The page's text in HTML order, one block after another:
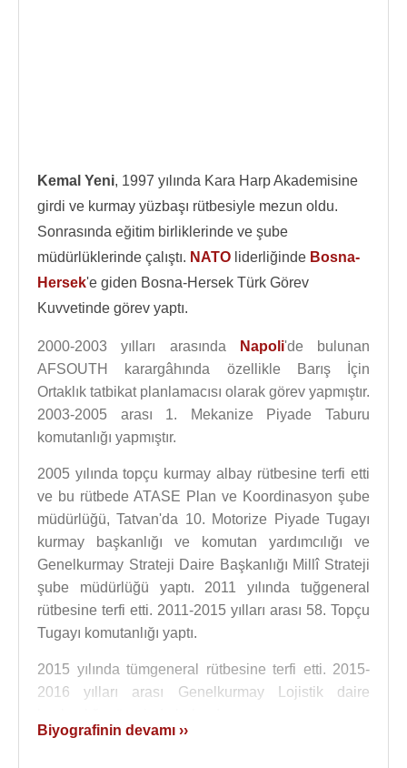
Kemal Yeni, 1997 yılında Kara Harp Akademisine
girdi ve kurmay yüzbaşı rütbesiyle mezun oldu.
Sonrasında eğitim birliklerinde ve şube
müdürlüklerinde çalıştı. NATO liderliğinde Bosna-
Hersek'e giden Bosna-Hersek Türk Görev
Kuvvetinde görev yaptı.
2000-2003 yılları arasında Napoli'de bulunan
AFSOUTH karargâhında özellikle Barış İçin
Ortaklık tatbikat planlamacısı olarak görev yapmıştır.
2003-2005 arası 1. Mekanize Piyade Taburu
komutanlığı yapmıştır.
2005 yılında topçu kurmay albay rütbesine terfi etti
ve bu rütbede ATASE Plan ve Koordinasyon şube
müdürlüğü, Tatvan'da 10. Motorize Piyade Tugayı
kurmay başkanlığı ve komutan yardımcılığı ve
Genelkurmay Strateji Daire Başkanlığı Millî Strateji
şube müdürlüğü yaptı. 2011 yılında tuğgeneral
rütbesine terfi etti. 2011-2015 yılları arası 58. Topçu
Tugayı komutanlığı yaptı.
2015 yılında tümgeneral rütbesine terfi etti. 2015-
2016 yılları arası Genelkurmay Lojistik daire
Biyografinin devamı ››